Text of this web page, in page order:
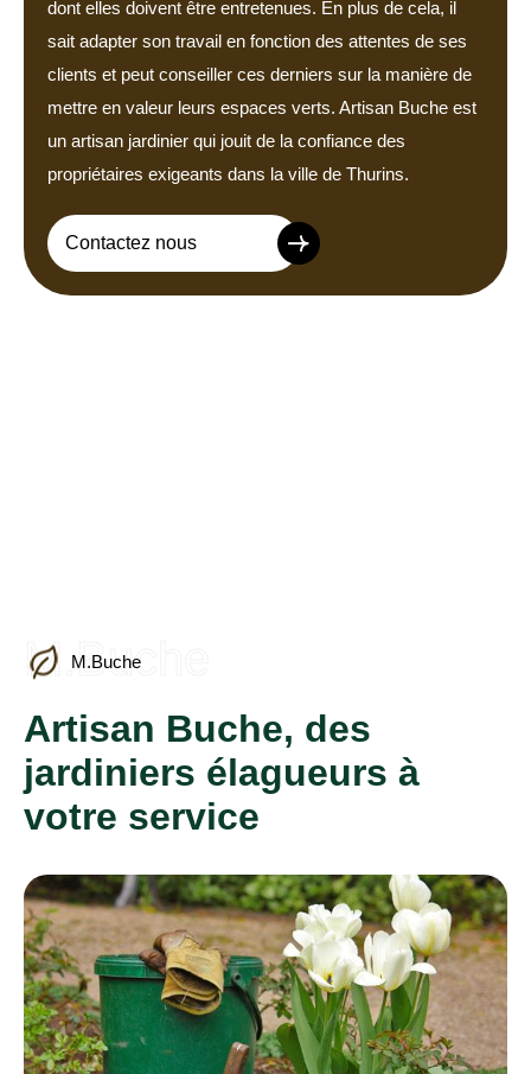
dont elles doivent être entretenues. En plus de cela, il
sait adapter son travail en fonction des attentes de ses
clients et peut conseiller ces derniers sur la manière de
mettre en valeur leurs espaces verts. Artisan Buche est
un artisan jardinier qui jouit de la confiance des
propriétaires exigeants dans la ville de Thurins.
Contactez nous
M.Buche
M.Buche
Artisan Buche, des
jardiniers élagueurs à
votre service